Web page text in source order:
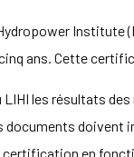
Institute
ans. Cette
les résultats
certification en